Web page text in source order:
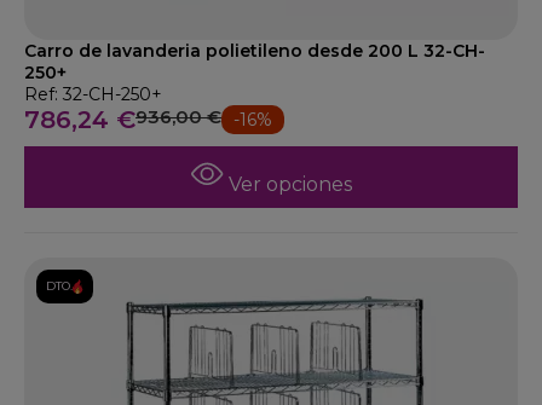
Carro de lavanderia polietileno desde 200 L 32-CH-
250+
Ref: 32-CH-250+
786,24 €936,00 € -16%
Ver opciones
DTO.